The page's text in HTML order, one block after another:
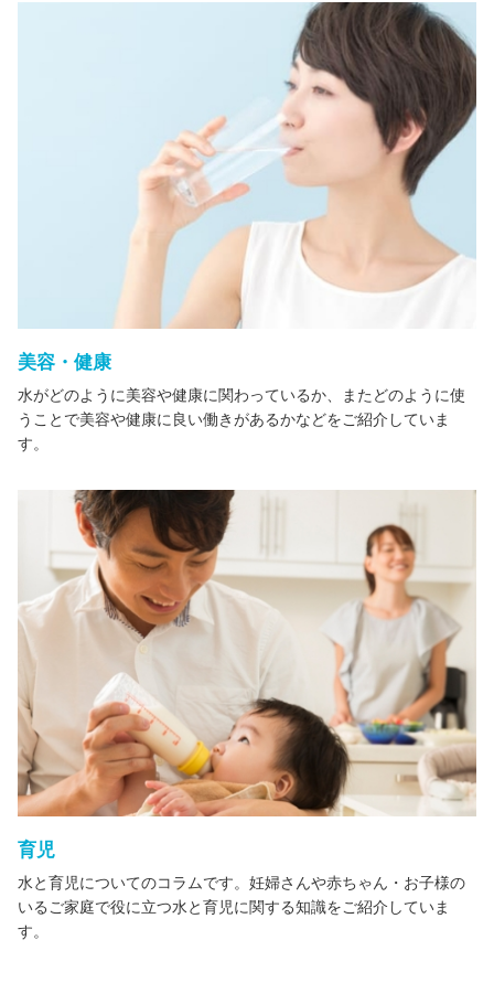
美容・健康
水がどのように美容や健康に関わっているか、またどのように使
うことで美容や健康に良い働きがあるかなどをご紹介していま
す。
育児
水と育児についてのコラムです。妊婦さんや赤ちゃん・お子様の
いるご家庭で役に立つ水と育児に関する知識をご紹介していま
す。